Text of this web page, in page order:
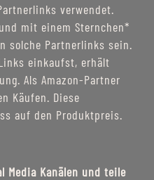
verwendet.
mit einem Sternchen*
solche Partnerlinks sein.
einkaufst, erhält
Als Amazon-Partner
Käufen. Diese
auf den Produktpreis.
Media Kanälen und teile